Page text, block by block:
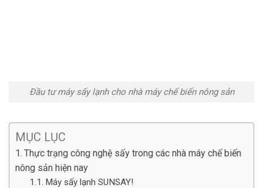
Đầu tư máy sấy lạnh cho nhà máy chế biến nông sản
MỤC LỤC
Thực trạng công nghệ sấy trong các nhà máy chế biến
nông sản hiện nay
Máy sấy lạnh SUNSAY!